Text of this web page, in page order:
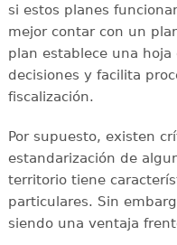
si estos planes
mejor contar con un
plan establece una
decisiones y facilita
fiscalización.
Por supuesto, existen
estandarización de
territorio tiene
particulares. Sin
siendo una ventaja